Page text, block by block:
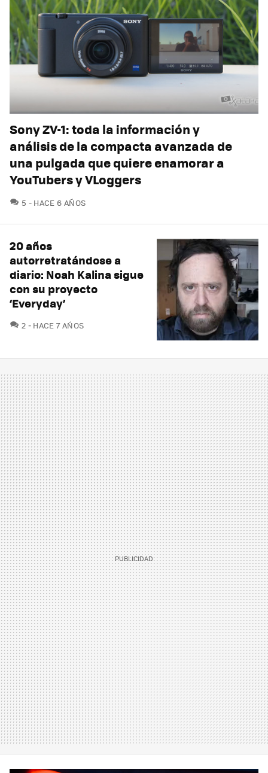
Sony ZV-1: toda la información y
análisis de la compacta avanzada de
una pulgada que quiere enamorar a
YouTubers y VLoggers
5 COMENTARIOS
HACE 6 AÑOS
20 años
autorretratándose a
diario: Noah Kalina sigue
con su proyecto
‘Everyday’
2 COMENTARIOS
HACE 7 AÑOS